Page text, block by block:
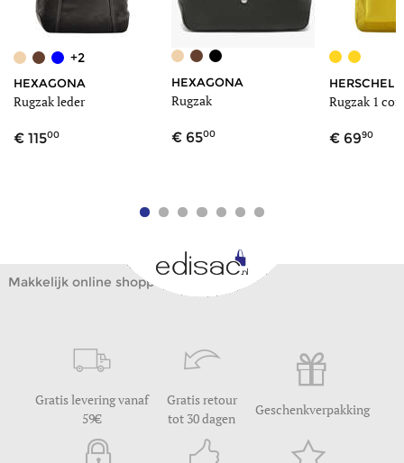
+2
HEXAGONA
Rugzak leder
11500
HEXAGONA
Rugzak
6500
HERSCHEL
Rugzak 1
6990
Makkelijk online shoppen
Gratis levering vanaf
59
Gratis retour
tot 30 dagen
Geschenkverpakking